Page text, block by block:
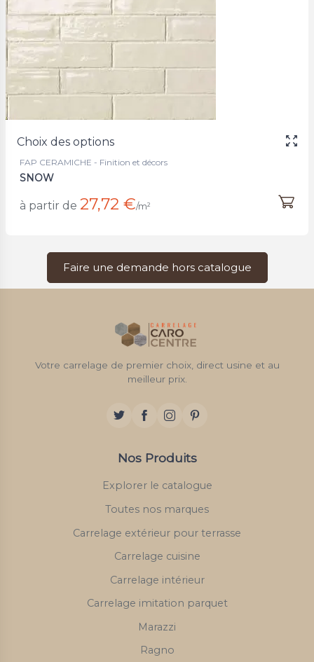
Choix des options
FAP CERAMICHE - Finition et décors
SNOW
à partir de 27,72 €/m²
Faire une demande hors catalogue
Votre carrelage de premier choix, direct usine et au
meilleur prix.
Nos Produits
Explorer le catalogue
Toutes nos marques
Carrelage extérieur pour terrasse
Carrelage cuisine
Carrelage intérieur
Carrelage imitation parquet
Marazzi
Ragno